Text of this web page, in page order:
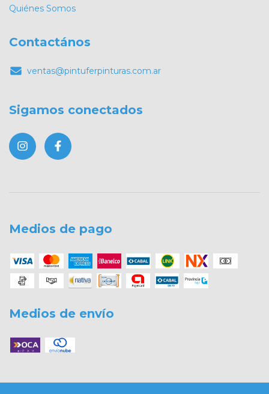
Quiénes Somos
Contactános
ventas@pintuferpinturas.com.ar
Sigamos conectados
Medios de pago
Medios de envío